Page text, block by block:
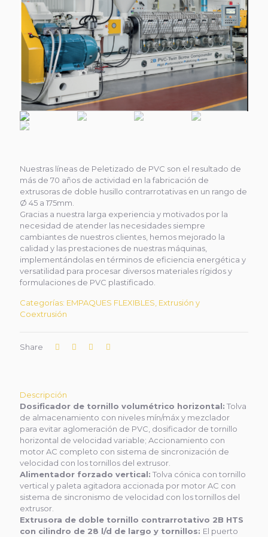
Nuestras líneas de Peletizado de PVC son el resultado de
más de 70 años de actividad en la fabricación de
extrusoras de doble husillo contrarrotativas en un rango de
Ø 45 a 175mm.
Gracias a nuestra larga experiencia y motivados por la
necesidad de atender las necesidades siempre
cambiantes de nuestros clientes, hemos mejorado la
calidad y las prestaciones de nuestras máquinas,
implementándolas en términos de eficiencia energética y
versatilidad para procesar diversos materiales rígidos y
formulaciones de PVC plastificado.
Categorías: EMPAQUES FLEXIBLES Extrusión y
Coextrusión
Share
Descripción
Dosificador de tornillo volumétrico horizontal: Tolva
de almacenamiento con niveles mín/máx y mezclador
para evitar aglomeración de PVC, dosificador de tornillo
horizontal de velocidad variable; Accionamiento con
motor AC completo con sistema de sincronización de
velocidad con los tornillos del extrusor.
Alimentador forzado vertical: Tolva cónica con tornillo
vertical y paleta agitadora accionada por motor AC con
sistema de sincronismo de velocidad con los tornillos del
extrusor.
Extrusora de doble tornillo contrarrotativo 2B HTS
con cilindro de 28 l/d de largo y tornillos: El puerto